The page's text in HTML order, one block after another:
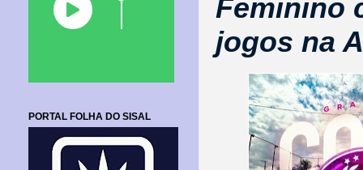
Feminino
jogos na
PORTAL FOLHA DO SISAL